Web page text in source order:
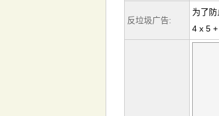
反垃圾广告:
为了
4 x 5